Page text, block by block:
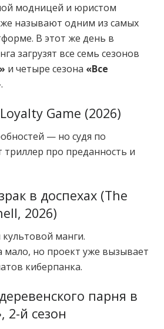
модницей и юристом
называют одним из самых
В этот же день в
загрузят все семь сезонов
и четыре сезона «Все
.
Game (2026)
— но судя по
про преданность и
в доспехах (The
2026)
манги.
мало, но проект уже вызывает
киберпанка.
парня в
2-й сезон